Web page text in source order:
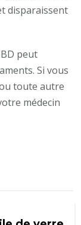
disparaissent
peut
Si vous
toute autre
médecin